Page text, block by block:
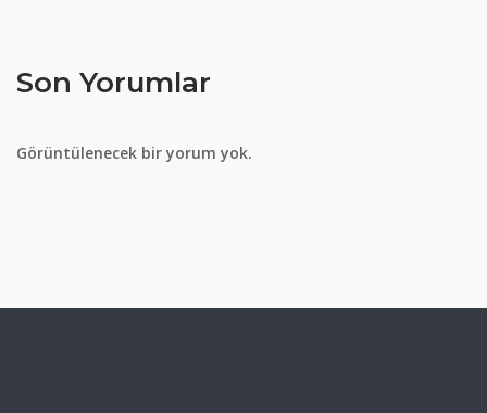
Son Yorumlar
Görüntülenecek bir yorum yok.